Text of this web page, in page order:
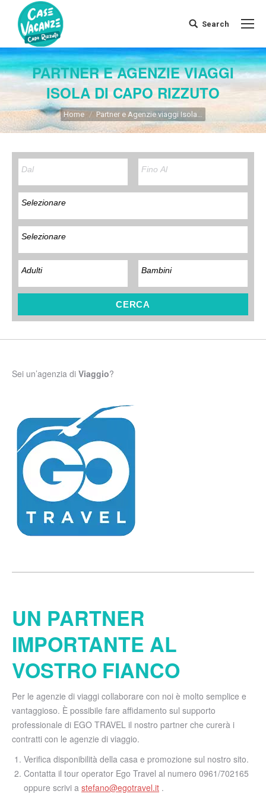
Search:
Search
PARTNER E AGENZIE VIAGGI
ISOLA DI CAPO RIZZUTO
You are here:Home Partner e Agenzie viaggi Isola…
CERCA
Sei un’agenzia di Viaggio?
UN PARTNER
IMPORTANTE AL
VOSTRO FIANCO
Per le agenzie di viaggi collaborare con noi è molto semplice e
vantaggioso. È possibile fare affidamento sul supporto
professionale di EGO TRAVEL il nostro partner che curerà i
contratti con le agenzie di viaggio.
Verifica disponibilità della casa e promozione sul nostro sito.
Contatta il tour operator Ego Travel al numero 0961/702165
oppure scrivi a stefano@egotravel.it .